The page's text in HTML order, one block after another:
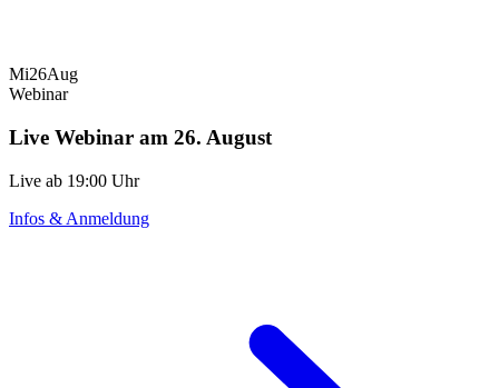
Mi26Aug
Webinar
Live Webinar am 26. August
Live ab 19:00 Uhr
Infos & Anmeldung